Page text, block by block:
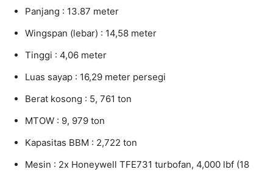
Panjang : 13.87 meter
Wingspan (lebar) : 14,58 meter
Tinggi : 4,06 meter
Luas sayap : 16,29 meter persegi
Berat kosong : 5, 761 ton
MTOW : 9, 979 ton
Kapasitas BBM : 2,722 ton
Mesin : 2x Honeywell TFE731 turbofan, 4,000 lbf (18